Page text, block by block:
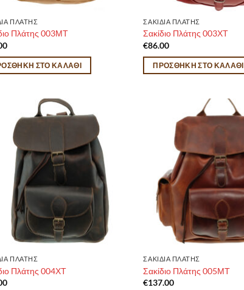
ΠΛΑΤΗΣ
Πλάτης 003ΜΤ
ΣΤΟ ΚΑΛΆΘΙ
ΣΑΚΙΔΙΑ ΠΛΑΤΗΣ
Σακίδιο Πλάτης 003ΧΤ
€86.00
ΠΡΟΣΘΉΚΗ ΣΤΟ ΚΑΛΆΘΙ
ΠΛΑΤΗΣ
Πλάτης 004ΧΤ
ΣΑΚΙΔΙΑ ΠΛΑΤΗΣ
Σακίδιο Πλάτης 005ΜΤ
€137.00